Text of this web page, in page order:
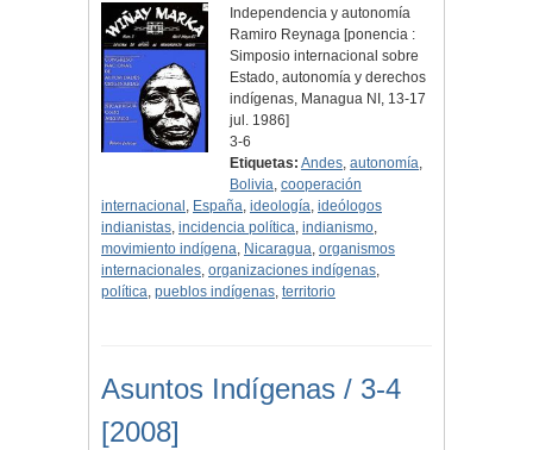
Independencia y autonomía
Ramiro Reynaga [ponencia :
Simposio internacional sobre
Estado, autonomía y derechos
indígenas, Managua NI, 13-17
jul. 1986]
3-6
Etiquetas: Andes,autonomía,
Bolivia,cooperación
internacional , España, ideología, ideólogos
indianistas, incidencia política, indianismo,
movimiento indígena, Nicaragua, organismos
internacionales, organizaciones indígenas,
política, pueblos indígenas, territorio
Asuntos Indígenas / 3-4
[2008]